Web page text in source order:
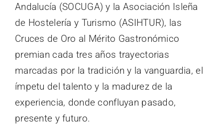
Andalucía (SOCUGA) y la Asociación Isleña
de Hostelería y Turismo (ASIHTUR), las
Cruces de Oro al Mérito Gastronómico
premian cada tres años trayectorias
marcadas por la tradición y la vanguardia, el
ímpetu del talento y la madurez de la
experiencia, donde confluyan pasado,
presente y futuro.